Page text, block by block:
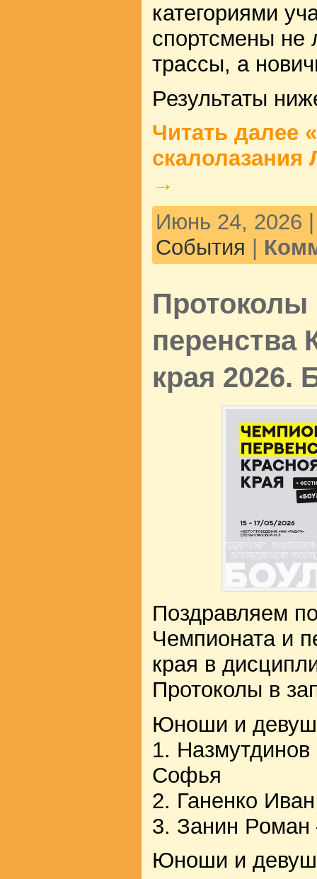
категориями
спортсмены не
трассы, а
Результаты
Читать далее «
скалолазания
→
Июнь 24, 2026
События
Протоколы
перенства
края 2026.
Поздравляем
Чемпионата и
края в
Протоколы в
Юноши и
1.
Софья
2. Ганенко
3. Занин
Юноши и